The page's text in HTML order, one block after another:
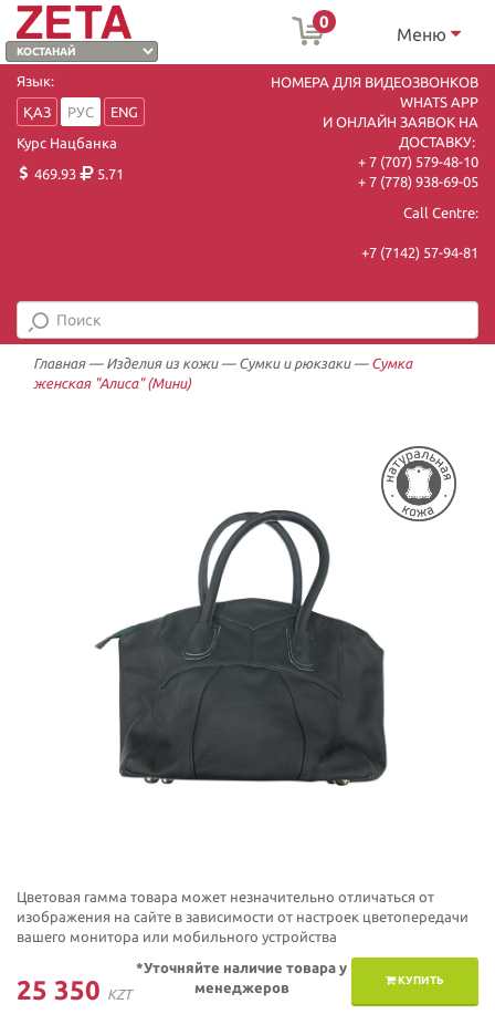
0
Меню
Язык:
ҚАЗ
РУС
ENG
Курс Нацбанка
469.93
5.71
НОМЕРА ДЛЯ ВИДЕОЗВОНКОВ
WHATS APP
И ОНЛАЙН ЗАЯВОК НА
ДОСТАВКУ:
+ 7 (707) 579-48-10
+ 7 (778) 938-69-05
Call Centre:
+7 (7142) 57-94-81
Главная— Изделия из кожи— Сумки и рюкзаки— Сумка
женская "Алиса" (Мини)
Цветовая гамма товара может незначительно отличаться от
изображения на сайте в зависимости от настроек цветопередачи
вашего монитора или мобильного устройства
25 350 KZT
КУПИТЬ
*Уточняйте наличие товара у
менеджеров